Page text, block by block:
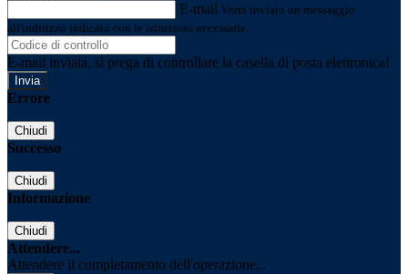
E-mail Verrà inviato un messaggio
all'indirizzo indicato con le istruzioni necessarie.
E-mail inviata, si prega di controllare la casella di posta elettronica!
Errore
Chiudi
Successo
Chiudi
Informazione
Chiudi
Attendere...
Attendere il completamento dell'operazione...